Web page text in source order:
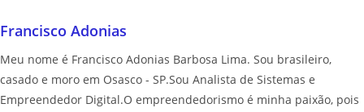
Francisco Adonias
Meu nome é Francisco Adonias Barbosa Lima. Sou brasileiro,
casado e moro em Osasco - SP.Sou Analista de Sistemas e
Empreendedor Digital.O empreendedorismo é minha paixão, pois